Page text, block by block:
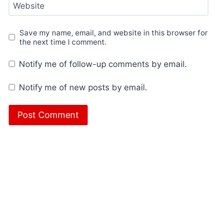
Website
Save my name, email, and website in this browser for
the next time I comment.
Notify me of follow-up comments by email.
Notify me of new posts by email.